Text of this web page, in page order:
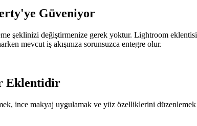
Güveniyor
şeklinizi değiştirmenize gerek yoktur. Lightroom
mevcut iş akışınıza sorunsuzca entegre olur.
Eklentidir
ince makyaj uygulamak ve yüz özelliklerini